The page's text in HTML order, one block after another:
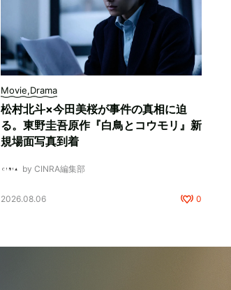
Movie,Drama
松村北斗×今田美桜が事件の真相に迫
る。東野圭吾原作『白鳥とコウモリ』新
規場面写真到着
by CINRA編集部
2026.08.06 0